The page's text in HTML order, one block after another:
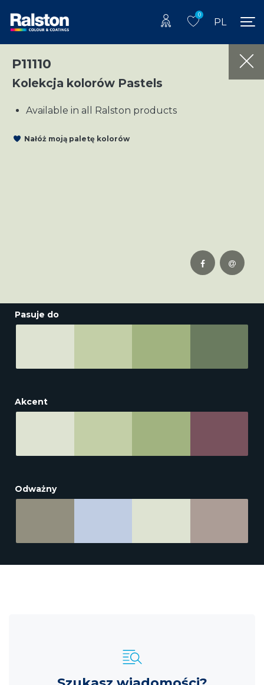
0
PL
P11110
Kolekcja kolorów Pastels
Available in all Ralston products
Nałóż moją paletę kolorów
Pasuje do
Akcent
Odważny